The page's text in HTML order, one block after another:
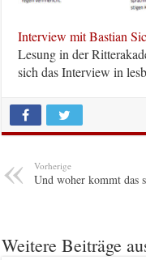
Interview mit Bastian
Lesung in der
sich das Interview in
Vorherige
Und woher kommt das
Weitere Beiträge